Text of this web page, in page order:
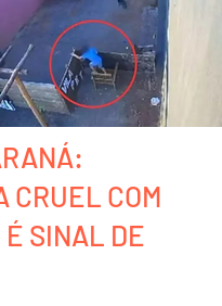
CRUEL COM
SINAL DE